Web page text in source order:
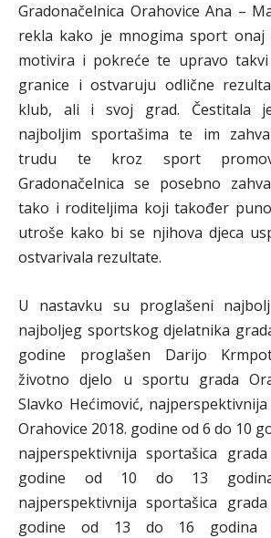
Gradonačelnica Orahovice Ana –
rekla kako je mnogima sport
motivira i pokreće te upravo
granice i ostvaruju odlične
klub, ali i svoj grad. Čestitala je
najboljim sportašima te im
trudu te kroz sport
Gradonačelnica se posebno
tako i roditeljima koji također
utroše kako bi se njihova djeca
ostvarivala rezultate.
U nastavku su proglašeni
najboljeg sportskog djelatnika
godine proglašen Darijo
životno djelo u sportu grada
Slavko Hećimović,
Orahovice 2018. godine od 6 do 10
najperspektivnija sportašica
godine od 10 do 13
najperspektivnija sportašica
godine od 13 do 16 godina